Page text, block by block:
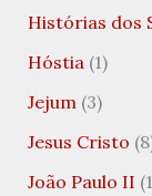
Histórias dos
Hóstia(1)
Jejum(3)
Jesus Cristo
João Paulo II